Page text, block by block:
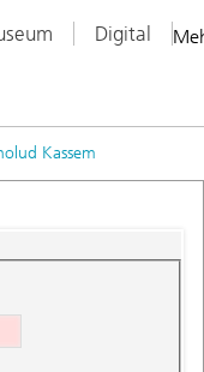
Digital
Kassem